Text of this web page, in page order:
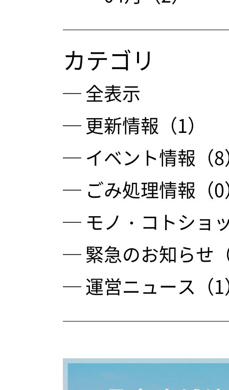
カテゴリ
─ 全表示
─ 更新情報（1）
─ イベント情報（
─ ごみ処理情報（
─ モノ・コトショ
─ 緊急のお知らせ
─ 運営ニュース（